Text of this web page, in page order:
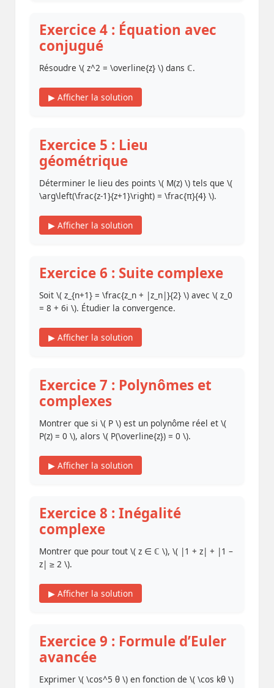
Exercice 4 : Équation avec
conjugué
Résoudre \( z^2 = \overline{z} \) dans ℂ.
▶ Afficher la solution
Exercice 5 : Lieu
géométrique
Déterminer le lieu des points \( M(z) \) tels que \(
\arg\left(\frac{z-1}{z+1}\right) = \frac{π}{4} \).
▶ Afficher la solution
Exercice 6 : Suite complexe
Soit \( z_{n+1} = \frac{z_n + |z_n|}{2} \) avec \( z_0
= 8 + 6i \). Étudier la convergence.
▶ Afficher la solution
Exercice 7 : Polynômes et
complexes
Montrer que si \( P \) est un polynôme réel et \(
P(z) = 0 \), alors \( P(\overline{z}) = 0 \).
▶ Afficher la solution
Exercice 8 : Inégalité
complexe
Montrer que pour tout \( z ∈ ℂ \), \( |1 + z| + |1 –
z| ≥ 2 \).
▶ Afficher la solution
Exercice 9 : Formule d’Euler
avancée
Exprimer \( \cos^5 θ \) en fonction de \( \cos kθ \)